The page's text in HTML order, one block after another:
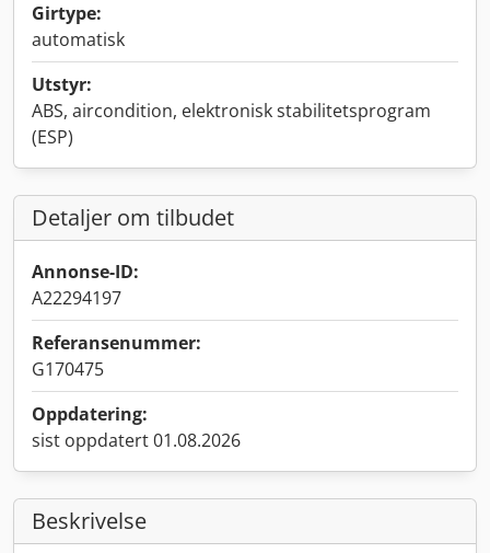
Girtype:
automatisk
Utstyr:
ABS, aircondition, elektronisk stabilitetsprogram
(ESP)
Detaljer om tilbudet
Annonse-ID:
A22294197
Referansenummer:
G170475
Oppdatering:
sist oppdatert 01.08.2026
Beskrivelse